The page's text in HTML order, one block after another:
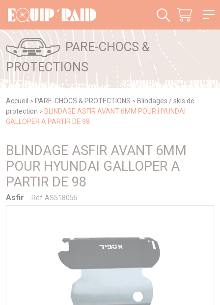
PARE-CHOCS &
PROTECTIONS
Accueil > PARE-CHOCS & PROTECTIONS > Blindages / skis de
protection > BLINDAGE ASFIR AVANT 6MM POUR HYUNDAI
GALLOPER A PARTIR DE 98
BLINDAGE ASFIR AVANT 6MM
POUR HYUNDAI GALLOPER A
PARTIR DE 98
Asfir Réf AS518055
Panneau de gestion des cookies